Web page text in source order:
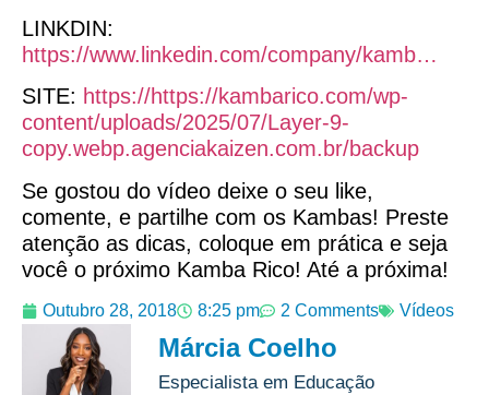
LINKDIN:
https://www.linkedin.com/company/kamb…
SITE: https://https://kambarico.com/wp-
content/uploads/2025/07/Layer-9-
copy.webp.agenciakaizen.com.br/backup
Se gostou do vídeo deixe o seu like,
comente, e partilhe com os Kambas! Preste
atenção as dicas, coloque em prática e seja
você o próximo Kamba Rico! Até a próxima!
Outubro 28, 2018 8:25 pm 2 Comments Vídeos
Márcia Coelho
Especialista em Educação